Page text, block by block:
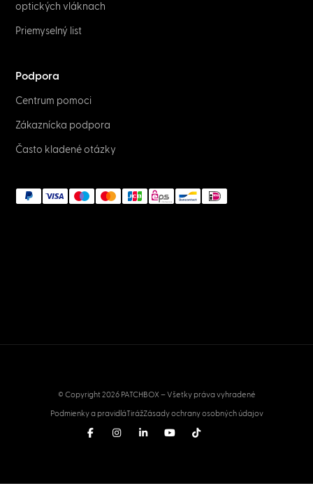
optických vláknach
Priemyselný list
Podpora
Centrum pomoci
Zákaznícka podpora
Často kladené otázky
© Copyright 2026 PATCHBOX – Všetky práva vyhradené
Podmienky a pravidláTirážZásady ochrany osobných údajov